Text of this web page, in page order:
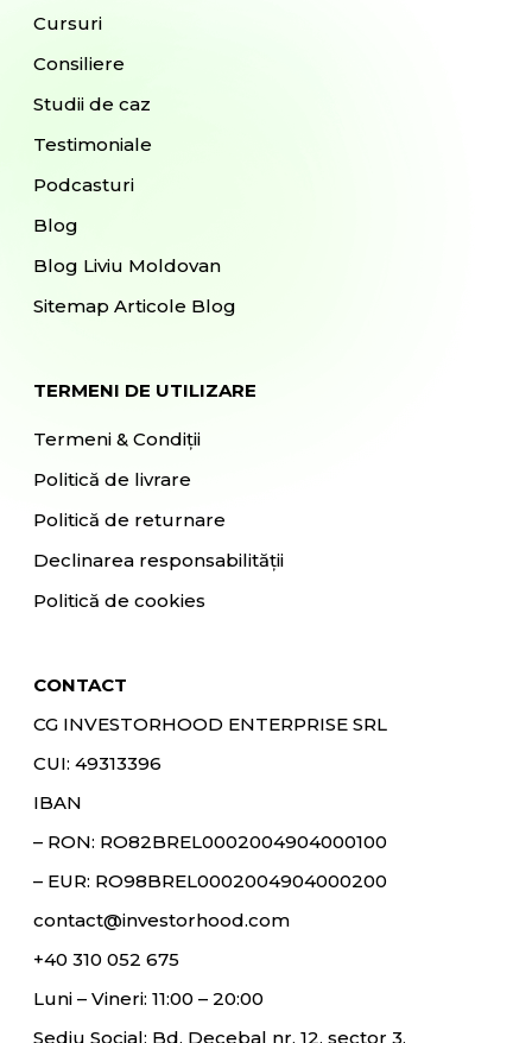
Cursuri
Consiliere
Studii de caz
Testimoniale
Podcasturi
Blog
Blog Liviu Moldovan
Sitemap Articole Blog
TERMENI DE UTILIZARE
Termeni & Condiții
Politică de livrare
Politică de returnare
Declinarea responsabilității
Politică de cookies
CONTACT
CG INVESTORHOOD ENTERPRISE SRL
CUI: 49313396
IBAN
– RON: RO82BREL0002004904000100
– EUR: RO98BREL0002004904000200
contact@investorhood.com
+40 310 052 675
Luni – Vineri: 11:00 – 20:00
Sediu Social: Bd. Decebal nr. 12, sector 3,